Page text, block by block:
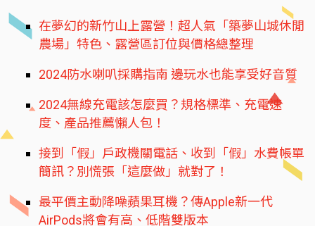
在夢幻的新竹山上露營！超人氣「築夢山城休閒
農場」特色、露營區訂位與價格總整理
2024防水喇叭採購指南 邊玩水也能享受好音質
2024無線充電該怎麼買？規格標準、充電速
度、產品推薦懶人包！
接到「假」戶政機關電話、收到「假」水費帳單
簡訊？別慌張「這麼做」就對了！
最平價主動降噪蘋果耳機？傳Apple新一代
AirPods將會有高、低階雙版本